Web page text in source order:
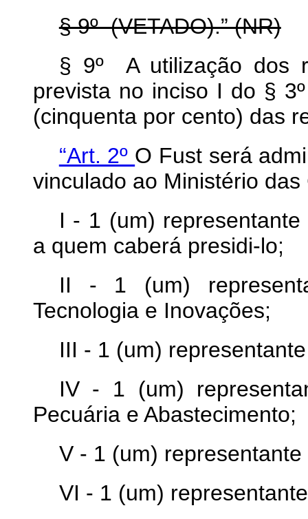
§ 9º (VETADO).” (NR)
§ 9º A utilização dos
prevista no inciso I do §
(cinquenta por cento) das
“Art. 2º O Fust será
vinculado ao Ministério
I - 1 (um)
a quem caberá presidi-lo;
II - 1 (um)
Tecnologia e Inovações;
III - 1 (um)
IV - 1 (um)
Pecuária e Abastecimento;
V - 1 (um)
VI - 1 (um)